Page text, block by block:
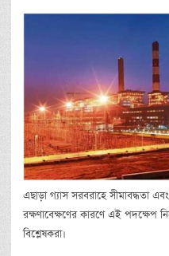
এছাড়া গ্যাস সরবরাহে সীমাবদ্ধতা
রক্ষণাবেক্ষণের কারণে এই পদক্ষেপ
বিশ্লেষকরা।